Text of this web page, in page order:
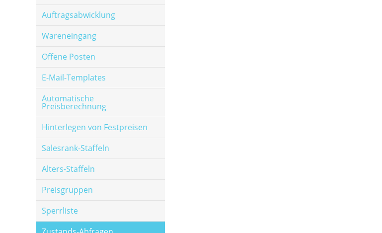
Auftragsabwicklung
Wareneingang
Offene Posten
E-Mail-Templates
Automatische
Preisberechnung
Hinterlegen von Festpreisen
Salesrank-Staffeln
Alters-Staffeln
Preisgruppen
Sperrliste